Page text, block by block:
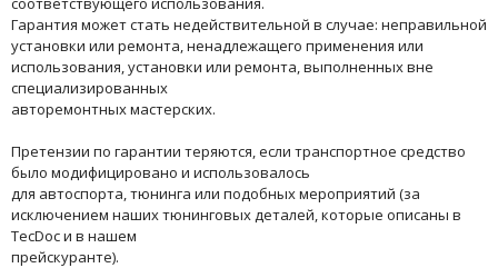
Гарантия может стать недействительной в случае: неправильной
установки или ремонта, ненадлежащего применения или
использования, установки или ремонта, выполненных вне
специализированных
авторемонтных мастерских.
Претензии по гарантии теряются, если транспортное средство
было модифицировано и использовалось
для автоспорта, тюнинга или подобных мероприятий (за
исключением наших тюнинговых деталей, которые описаны в
TecDoc и в нашем
прейскуранте).